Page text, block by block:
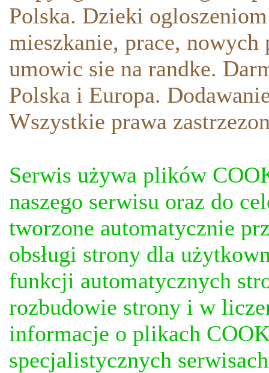
Polska. Dzieki
mieszkanie, prace,
umowic sie na randke.
Polska i Europa.
Wszystkie prawa
Serwis używa plików
naszego serwisu oraz do
tworzone automatycznie
obsługi strony dla
funkcji automatycznych
rozbudowie strony i w
informacje o plikach
specjalistycznych